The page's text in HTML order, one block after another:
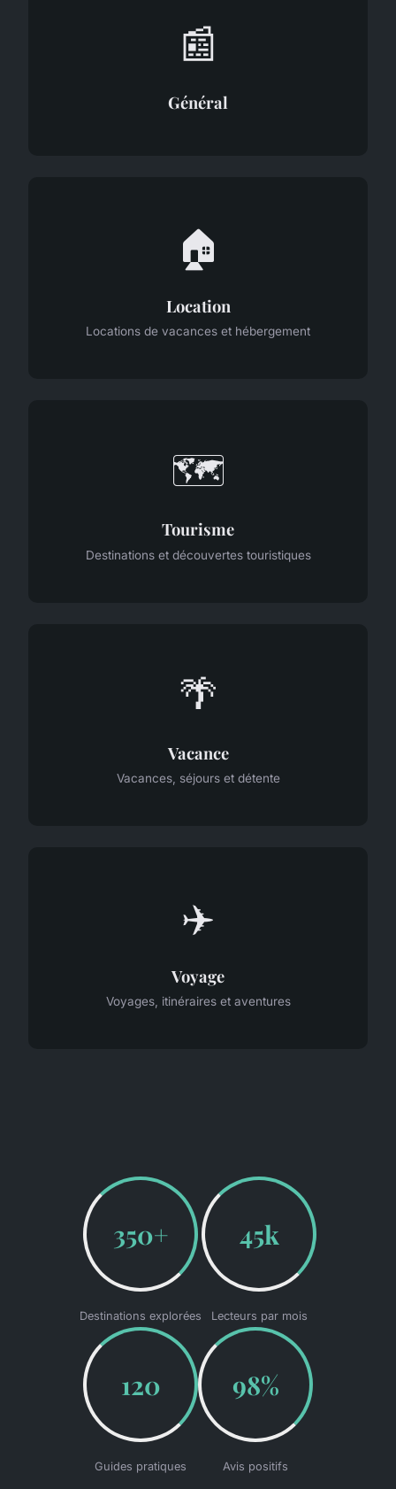
📰
Général
🏠
Location
Locations de vacances et hébergement
🗺️
Tourisme
Destinations et découvertes touristiques
🌴
Vacance
Vacances, séjours et détente
✈️
Voyage
Voyages, itinéraires et aventures
350+
Destinations explorées
45k
Lecteurs par mois
120
Guides pratiques
98%
Avis positifs